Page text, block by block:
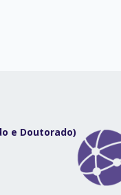
e Doutorado)